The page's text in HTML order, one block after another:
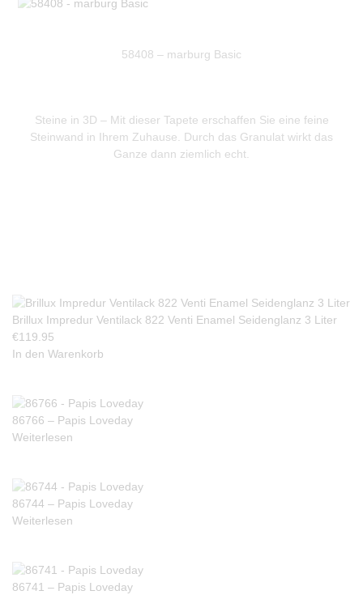
58408 – marburg Basic
Steine in 3D – Mit dieser Tapete erschaffen Sie eine feine
Steinwand in Ihrem Zuhause. Durch das Granulat wirkt das
Ganze dann ziemlich echt.
Brillux Impredur Ventilack 822 Venti Enamel Seidenglanz 3 Liter
€119.95
In den Warenkorb
86766 – Papis Loveday
Weiterlesen
86744 – Papis Loveday
Weiterlesen
86741 – Papis Loveday